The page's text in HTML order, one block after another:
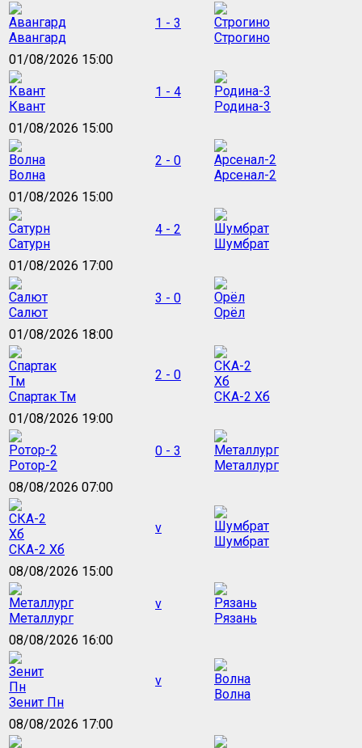
Авангард
1 - 3
Строгино
01/08/2026 15:00
Квант
1 - 4
Родина-3
01/08/2026 15:00
Волна
2 - 0
Арсенал-2
01/08/2026 15:00
Сатурн
4 - 2
Шумбрат
01/08/2026 17:00
Салют
3 - 0
Орёл
01/08/2026 18:00
Спартак Тм
2 - 0
СКА-2 Хб
01/08/2026 19:00
Ротор-2
0 - 3
Металлург
08/08/2026 07:00
СКА-2 Хб
v
Шумбрат
08/08/2026 15:00
Металлург
v
Рязань
08/08/2026 16:00
Зенит Пн
v
Волна
08/08/2026 17:00